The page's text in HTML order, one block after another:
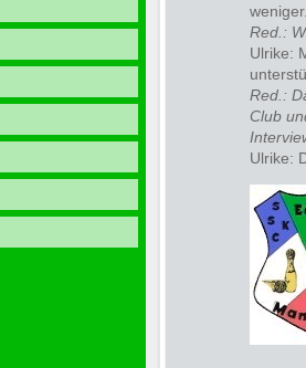
Red.:
Ulrike:
Red.:
Club
Ulrike: